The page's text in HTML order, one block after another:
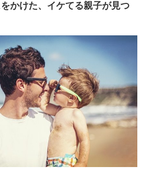
かけた、イケてる親子が見つ